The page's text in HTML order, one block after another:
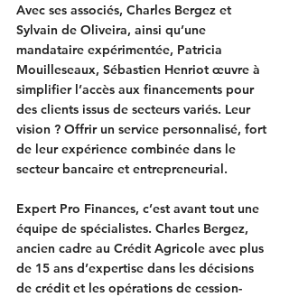
Avec ses associés, Charles Bergez et
Sylvain de Oliveira, ainsi qu’une
mandataire expérimentée, Patricia
Mouilleseaux, Sébastien Henriot œuvre à
simplifier l’accès aux financements pour
des clients issus de secteurs variés. Leur
vision ? Offrir un service personnalisé, fort
de leur expérience combinée dans le
secteur bancaire et entrepreneurial.
Expert Pro Finances, c’est avant tout une
équipe de spécialistes. Charles Bergez,
ancien cadre au Crédit Agricole avec plus
de 15 ans d’expertise dans les décisions
de crédit et les opérations de cession-